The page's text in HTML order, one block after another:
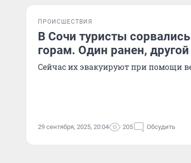
ПРОИСШЕСТВИЯ
В Сочи туристы
горам. Один ранен, другой
Сейчас их эвакуируют при помощи
29 сентября, 2025, 20:04 205 Обсудить